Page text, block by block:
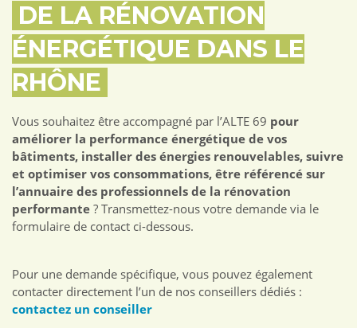
DE LA RÉNOVATION
ÉNERGÉTIQUE DANS LE
RHÔNE
Vous souhaitez être accompagné par l’ALTE 69 pour
améliorer la performance énergétique de vos
bâtiments, installer des énergies renouvelables, suivre
et optimiser vos consommations, être référencé sur
l’annuaire des professionnels de la rénovation
performante ? Transmettez-nous votre demande via le
formulaire de contact ci-dessous.
Pour une demande spécifique, vous pouvez également
contacter directement l’un de nos conseillers dédiés :
contactez un conseiller